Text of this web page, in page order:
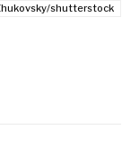
shutterstock